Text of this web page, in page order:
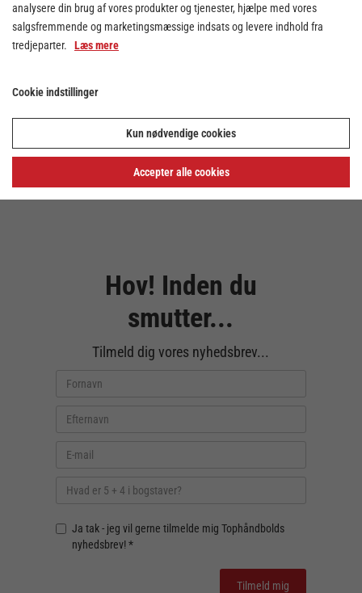
Hov! Inden du
smutter...
Tilmeld dig vores nyhedsbrev...
Ja tak - jeg vil gerne tilmelde mig Tophåndbolds
nyhedsbrev! *
analysere din brug af vores produkter og tjenester, hjælpe med vores
salgsfremmende og marketingsmæssige indsats og levere indhold fra
tredjeparter. Læs mere
Cookie indstillinger
Kun nødvendige cookies
Accepter alle cookies